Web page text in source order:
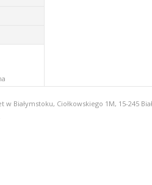
Białymstoku, Ciołkowskiego 1M, 15-245